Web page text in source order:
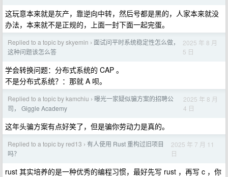
这玩意本来就是灰产，靠逆向中转，然后号都是黑的，人家本来就没
办法，本来就不是正规的，上面一封下面一起完蛋。
Replied to a topic by skyemin › 面试问平时系统稳定性怎么做，
这种问题该怎么答
2025 年 8 月
5 日
学会转换问题：分布式系统的 CAP 。
不是分布式系统？：那就 A 呗。
Replied to a topic by kamchiu › 曝光一家疑似骗方案的招聘公
司， Giggle Academy
2025 年 8 月
4 日
这年头骗方案有点好笑了，但是骗你劳动力是真的。
Replied to a topic by red13 › 有人使用 Rust 重构过旧项目
吗？
2025 年 7 月 11
日
rust 其实培养的是一种优秀的编程习惯，最好先写 rust ，再写 c ，你